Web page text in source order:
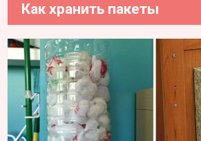
Как хранить пакеты